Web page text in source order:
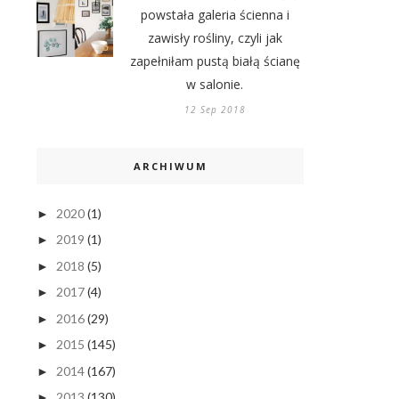
powstała galeria ścienna i
zawisły rośliny, czyli jak
zapełniłam pustą białą ścianę
w salonie.
12 Sep 2018
ARCHIWUM
► 2020(1)
► 2019 (1)
► 2018 (5)
► 2017(4)
► 2016(29)
► 2015 (145)
► 2014(167)